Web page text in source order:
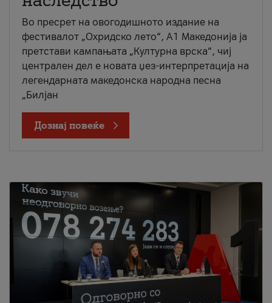
Во пресрет на овогодишното издание на
фестивалот „Охридско лето“, А1 Македонија ја
претстави кампањата „Културна врска“, чиј
централен дел е новата џез-интерпретација на
легендарната македонска народна песна
„Билјан
Дознај повеќе